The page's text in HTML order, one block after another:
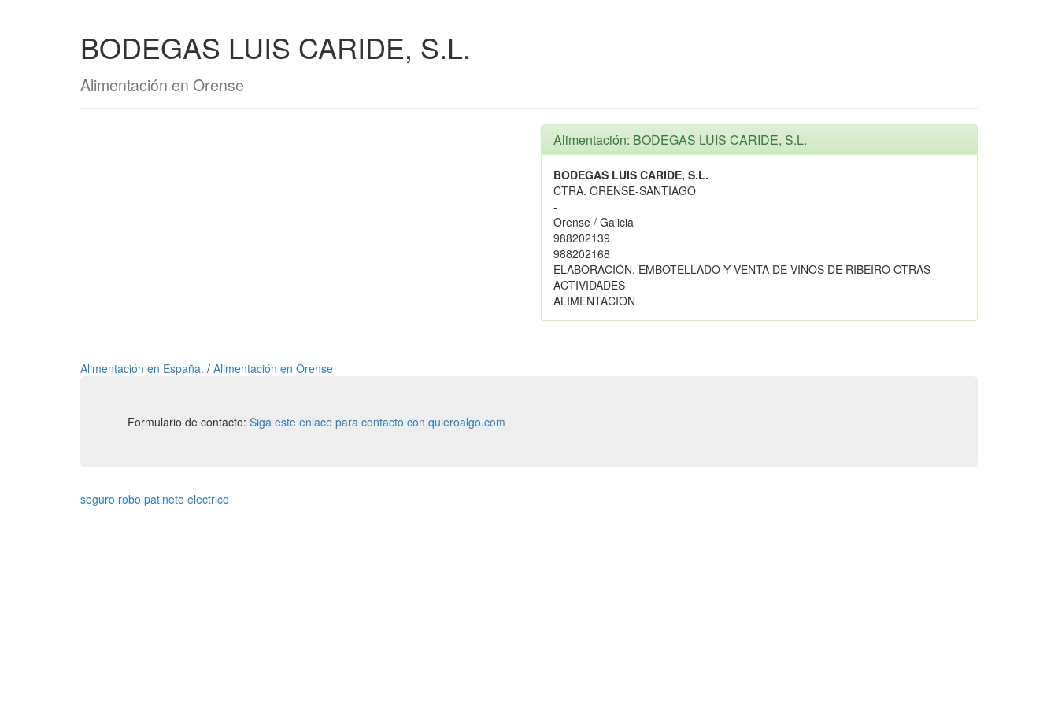
BODEGAS LUIS CARIDE, S.L.
Alimentación en Orense
Alimentación: BODEGAS LUIS CARIDE, S.L.
BODEGAS LUIS CARIDE, S.L.
CTRA. ORENSE-SANTIAGO
-
Orense / Galicia
988202139
988202168
ELABORACIÓN, EMBOTELLADO Y VENTA DE VINOS DE RIBEIRO OTRAS
ACTIVIDADES
ALIMENTACION
Alimentación en España. / Alimentación en Orense
Formulario de contacto: Siga este enlace para contacto con quieroalgo.com
seguro robo patinete electrico